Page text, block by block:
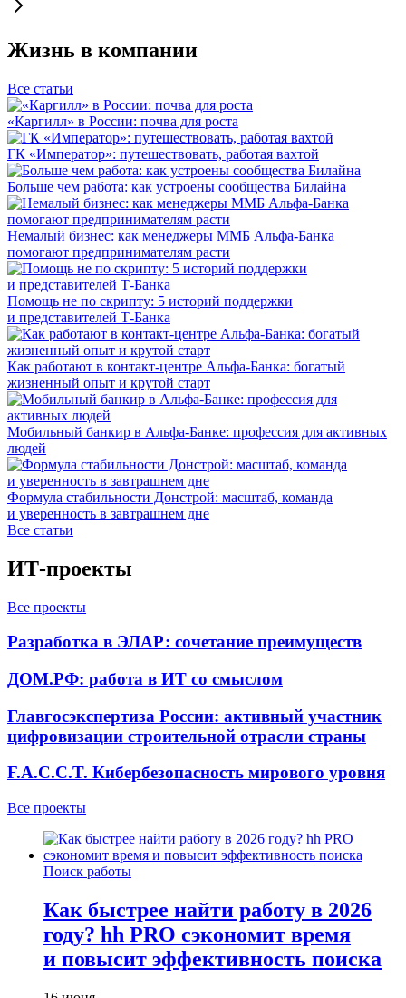
Жизнь в компании
Все статьи
«Каргилл» в России: почва для роста
ГК «Император»: путешествовать, работая вахтой
Больше чем работа: как устроены сообщества Билайна
Немалый бизнес: как менеджеры ММБ Альфа-Банка
помогают предпринимателям расти
Помощь не по скрипту: 5 историй поддержки
и представителей Т-Банка
Как работают в контакт-центре Альфа-Банка: богатый
жизненный опыт и крутой старт
Мобильный банкир в Альфа-Банке: профессия для активных
людей
Формула стабильности Донстрой: масштаб, команда
и уверенность в завтрашнем дне
Все статьи
ИТ-проекты
Все проекты
Разработка в ЭЛАР: сочетание преимуществ
ДОМ.РФ: работа в ИТ со смыслом
Главгосэкспертиза России: активный участник
цифровизации строительной отрасли страны
F.A.C.C.T. Кибербезопасность мирового уровня
Все проекты
Поиск работы
Как быстрее найти работу в 2026
году? hh PRO сэкономит время
и повысит эффективность поиска